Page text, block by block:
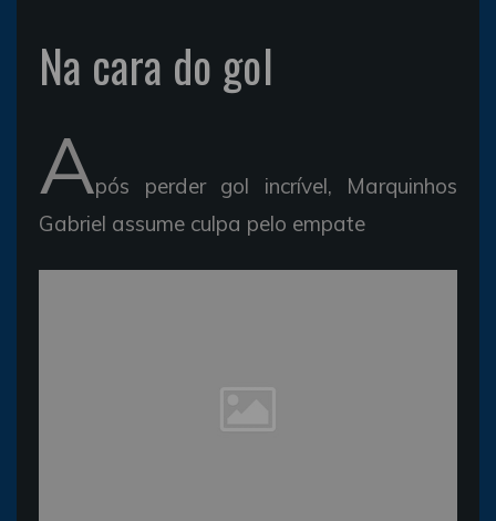
Na cara do gol
Após perder gol incrível, Marquinhos
Gabriel assume culpa pelo empate